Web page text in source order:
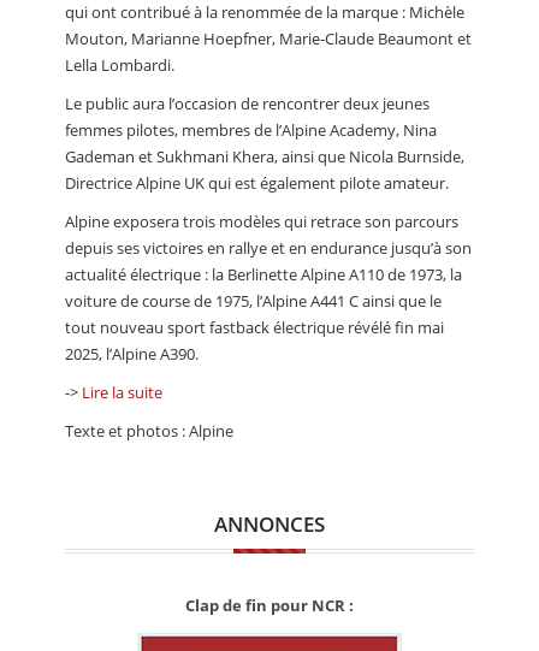
qui ont contribué à la renommée de la marque : Michèle
Mouton, Marianne Hoepfner, Marie-Claude Beaumont et
Lella Lombardi.
Le public aura l’occasion de rencontrer deux jeunes
femmes pilotes, membres de l’Alpine Academy, Nina
Gademan et Sukhmani Khera, ainsi que Nicola Burnside,
Directrice Alpine UK qui est également pilote amateur.
Alpine exposera trois modèles qui retrace son parcours
depuis ses victoires en rallye et en endurance jusqu’à son
actualité électrique : la Berlinette Alpine A110 de 1973, la
voiture de course de 1975, l’Alpine A441 C ainsi que le
tout nouveau sport fastback électrique révélé fin mai
2025, l’Alpine A390.
-> Lire la suite
Texte et photos : Alpine
ANNONCES
Clap de fin pour NCR :